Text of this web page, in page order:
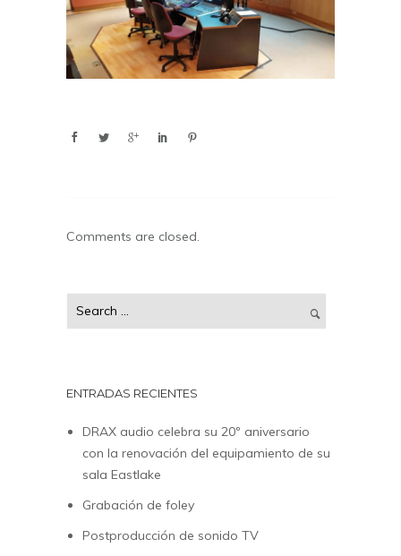
Comments are closed.
ENTRADAS RECIENTES
DRAX audio celebra su 20º aniversario
con la renovación del equipamiento de su
sala Eastlake
Grabación de foley
Postproducción de sonido TV